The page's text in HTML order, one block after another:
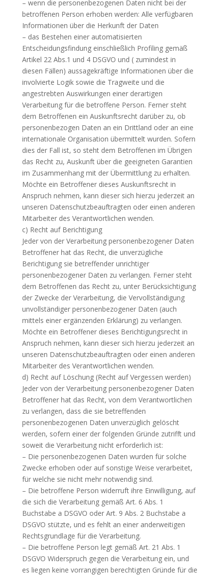
– wenn die personenbezogenen Daten nicht bei der
betroffenen Person erhoben werden: Alle verfügbaren
Informationen über die Herkunft der Daten
– das Bestehen einer automatisierten
Entscheidungsfindung einschließlich Profiling gemäß
Artikel 22 Abs.1 und 4 DSGVO und ( zumindest in
diesen Fällen) aussagekräftige Informationen über die
involvierte Logik sowie die Tragweite und die
angestrebten Auswirkungen einer derartigen
Verarbeitung für die betroffene Person. Ferner steht
dem Betroffenen ein Auskunftsrecht darüber zu, ob
personenbezogen Daten an ein Drittland oder an eine
internationale Organisation übermittelt wurden. Sofern
dies der Fall ist, so steht dem Betroffenen im Übrigen
das Recht zu, Auskunft über die geeigneten Garantien
im Zusammenhang mit der Übermittlung zu erhalten.
Möchte ein Betroffener dieses Auskunftsrecht in
Anspruch nehmen, kann dieser sich hierzu jederzeit an
unseren Datenschutzbeauftragten oder einen anderen
Mitarbeiter des Verantwortlichen wenden.
c) Recht auf Berichtigung
Jeder von der Verarbeitung personenbezogener Daten
Betroffener hat das Recht, die unverzügliche
Berichtigung sie betreffender unrichtiger
personenbezogener Daten zu verlangen. Ferner steht
dem Betroffenen das Recht zu, unter Berücksichtigung
der Zwecke der Verarbeitung, die Vervollständigung
unvollständiger personenbezogener Daten (auch
mittels einer ergänzenden Erklärung) zu verlangen.
Möchte ein Betroffener dieses Berichtigungsrecht in
Anspruch nehmen, kann dieser sich hierzu jederzeit an
unseren Datenschutzbeauftragten oder einen anderen
Mitarbeiter des Verantwortlichen wenden.
d) Recht auf Löschung (Recht auf Vergessen werden)
Jeder von der Verarbeitung personenbezogener Daten
Betroffener hat das Recht, von dem Verantwortlichen
zu verlangen, dass die sie betreffenden
personenbezogenen Daten unverzüglich gelöscht
werden, sofern einer der folgenden Gründe zutrifft und
soweit die Verarbeitung nicht erforderlich ist:
– Die personenbezogenen Daten wurden für solche
Zwecke erhoben oder auf sonstige Weise verarbeitet,
für welche sie nicht mehr notwendig sind.
– Die betroffene Person widerruft ihre Einwilligung, auf
die sich die Verarbeitung gemäß Art. 6 Abs. 1
Buchstabe a DSGVO oder Art. 9 Abs. 2 Buchstabe a
DSGVO stützte, und es fehlt an einer anderweitigen
Rechtsgrundlage für die Verarbeitung.
– Die betroffene Person legt gemäß Art. 21 Abs. 1
DSGVO Widerspruch gegen die Verarbeitung ein, und
es liegen keine vorrangigen berechtigten Gründe für die